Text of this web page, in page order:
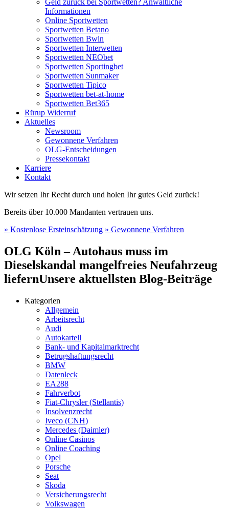
Geld zurück bei Sportwetten? Anwaltliche
Informationen
Online Sportwetten
Sportwetten Betano
Sportwetten Bwin
Sportwetten Interwetten
Sportwetten NEObet
Sportwetten Sportingbet
Sportwetten Sunmaker
Sportwetten Tipico
Sportwetten bet-at-home
Sportwetten Bet365
Rürup Widerruf
Aktuelles
Newsroom
Gewonnene Verfahren
OLG-Entscheidungen
Pressekontakt
Karriere
Kontakt
Wir setzen Ihr Recht durch und holen Ihr gutes Geld zurück!
Bereits über 10.000 Mandanten vertrauen uns.
» Kostenlose Ersteinschätzung » Gewonnene Verfahren
OLG Köln – Autohaus muss im
Dieselskandal mangelfreies Neufahrzeug
liefernUnsere aktuellsten Blog-Beiträge
Kategorien
Allgemein
Arbeitsrecht
Audi
Autokartell
Bank- und Kapitalmarktrecht
Betrugshaftungsrecht
BMW
Datenleck
EA288
Fahrverbot
Fiat-Chrysler (Stellantis)
Insolvenzrecht
Iveco (CNH)
Mercedes (Daimler)
Online Casinos
Online Coaching
Opel
Porsche
Seat
Skoda
Versicherungsrecht
Volkswagen